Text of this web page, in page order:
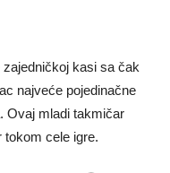
zajedničkoj kasi sa čak
najveće pojedinačne
Ovaj mladi takmičar
tokom cele igre.